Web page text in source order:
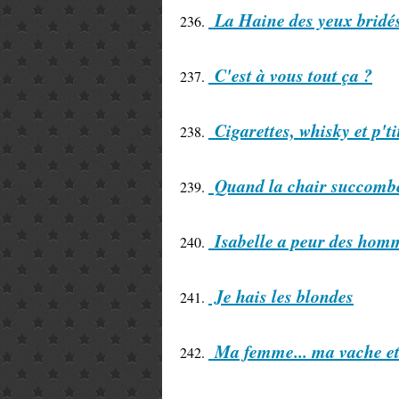
236. La Haine des yeux
237. C'est à vous tout ça ?
238. Cigarettes, whisky et
239. Quand la chair
240. Isabelle a peur des
241. Je hais les blondes
242. Ma femme... ma vache